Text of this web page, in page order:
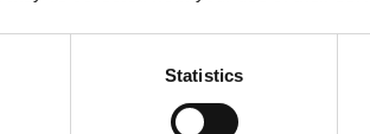
Statistics